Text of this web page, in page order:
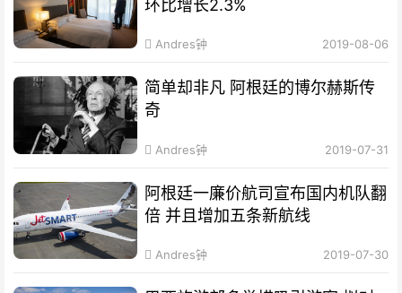
环比增长2.3%
Andres钟 2019-08-06
简单却非凡 阿根廷的博尔赫斯传
奇
Andres钟 2019-07-31
阿根廷一廉价航司宣布国内机队翻
倍 并且增加五条新航线
Andres钟 2019-07-30